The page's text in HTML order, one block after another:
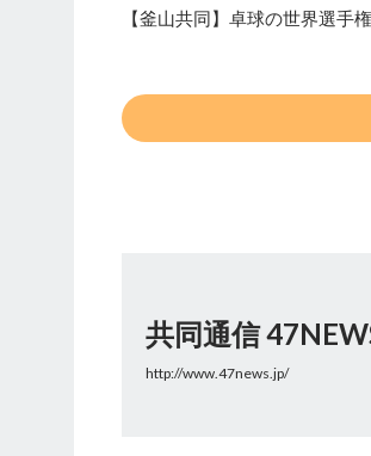
【釜山共同】卓球の世界選
共同通信
http://www.47news.jp/